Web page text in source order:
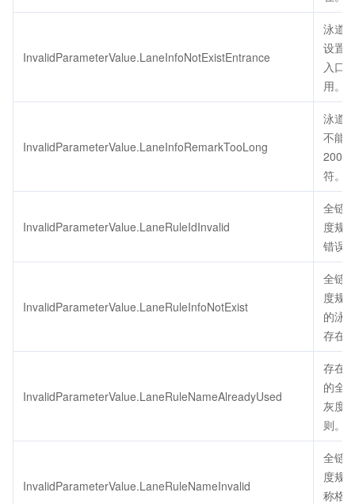
InvalidParameterValue.LaneInfoNotExistEntrance
泳道
设置
入口
用。
InvalidParameterValue.LaneInfoRemarkTooLong
泳道
不能
200
符。
InvalidParameterValue.LaneRuleIdInvalid
全链
度规
错误
InvalidParameterValue.LaneRuleInfoNotExist
全链
度规
的泳
存在
InvalidParameterValue.LaneRuleNameAlreadyUsed
存在
的全
灰度
则。
InvalidParameterValue.LaneRuleNameInvalid
全链
度规
称格